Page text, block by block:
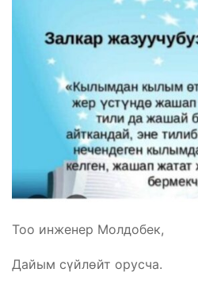
Тоо инженер Молдобек,
Дайым сүйлөйт орусча.